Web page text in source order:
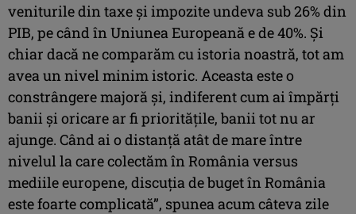
veniturile din taxe și impozite undeva sub 26% din
PIB, pe când în Uniunea Europeană e de 40%. Și
chiar dacă ne comparăm cu istoria noastră, tot am
avea un nivel minim istoric. Aceasta este o
constrângere majoră și, indiferent cum ai împărți
banii și oricare ar fi prioritățile, banii tot nu ar
ajunge. Când ai o distanță atât de mare între
nivelul la care colectăm în România versus
mediile europene, discuția de buget în România
este foarte complicată”, spunea acum câteva zile